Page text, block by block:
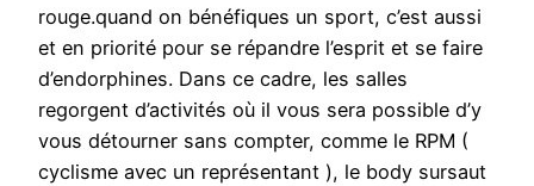
rouge.quand on bénéfiques un sport, c’est aussi
et en priorité pour se répandre l’esprit et se faire
d’endorphines. Dans ce cadre, les salles
regorgent d’activités où il vous sera possible d’y
vous détourner sans compter, comme le RPM (
cyclisme avec un représentant ), le body sursaut